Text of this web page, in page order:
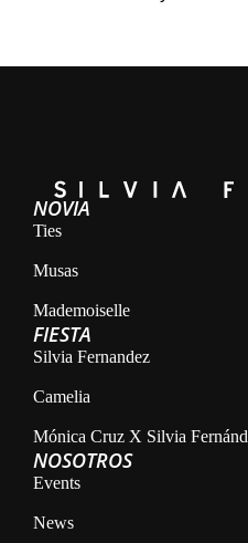
NOVIA
Ties
Musas
Mademoiselle
FIESTA
Silvia Fernandez
Camelia
Mónica Cruz X Silvia
NOSOTROS
Events
News